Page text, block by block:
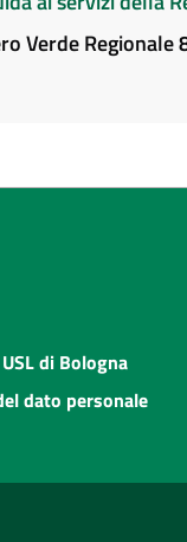
Verde Regionale
di Bologna
dato personale